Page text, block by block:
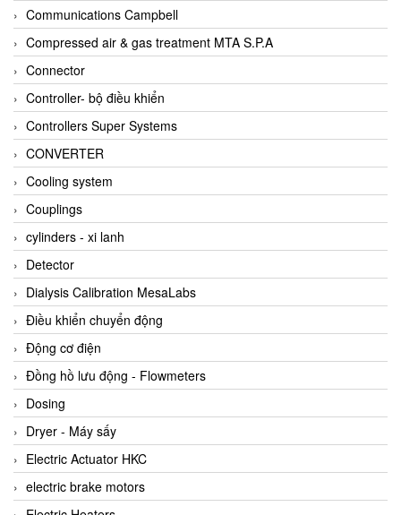
AKO Armaturen & Separationstechnik Vietnam
AKUSENSE
ALA OFFICINE SPA
Albrecht-Automatik Viet Nam
Allen Bradley Vietnam
Alpha Moisture Vietnam
Alpha-Achem Vietnam
Alphino
ALRE-IT Vietnam
Altech
Amarillo Gear
Ametek
AMPTRON Vietnam
AND Vietnam
ANDERSON-NEGELE
ANDILOG Technologies Vietnam
Anritsu
ANTEC S.A
Communications Campbell
Compressed air & gas treatment MTA S.P.A
Connector
Controller- bộ điều khiển
Controllers Super Systems
CONVERTER
Cooling system
Couplings
cylinders - xi lanh
Detector
Dialysis Calibration MesaLabs
Điều khiển chuyển động
Động cơ điện
Đồng hồ lưu động - Flowmeters
Dosing
Dryer - Máy sấy
Electric Actuator HKC
electric brake motors